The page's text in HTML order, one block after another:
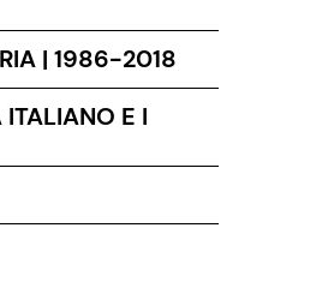
| 1986-2018
ITALIANO E I